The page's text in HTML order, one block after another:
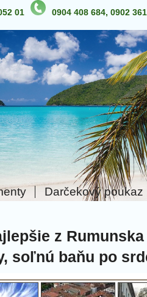
01 0904 408 684, 0902
Darčekový poukaz
z
soľnú baňu po